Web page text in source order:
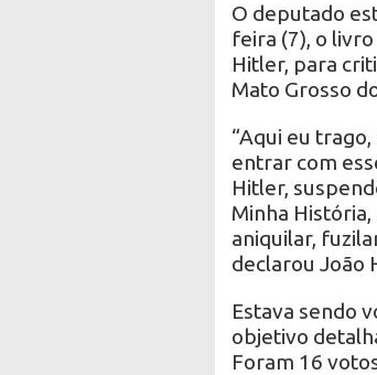
O deputado
feira (7), o
Hitler, para
Mato Grosso
“Aqui eu
entrar com
Hitler,
Minha
aniquilar,
declarou João
Estava sendo
objetivo
Foram 16